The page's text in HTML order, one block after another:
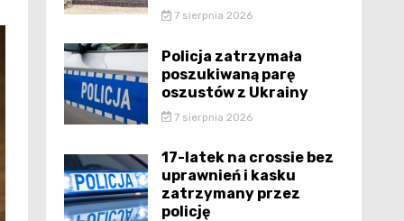
7 sierpnia 2026
Policja zatrzymała
poszukiwaną parę
oszustów z Ukrainy
7 sierpnia 2026
17-latek na crossie bez
uprawnień i kasku
zatrzymany przez
policję